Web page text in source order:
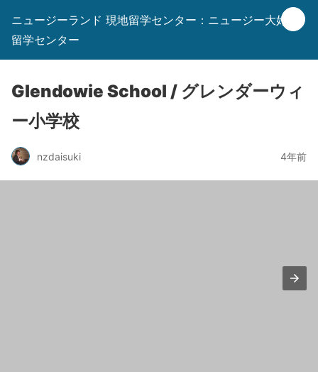
ニュージーランド 現地留学センター：ニュージー大好き
留学センター
Glendowie School / グレンダーウィ
ー小学校
nzdaisuki 4年前